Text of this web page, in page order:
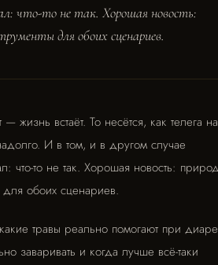
что-то не так. Хорошая новость:
для обоих сценариев.
жизнь встаёт. То несётся, как телега на
И в том, и в другом случае
что-то не так. Хорошая новость:
для обоих сценариев.
травы реально помогают при
заваривать и когда лучше всё-таки